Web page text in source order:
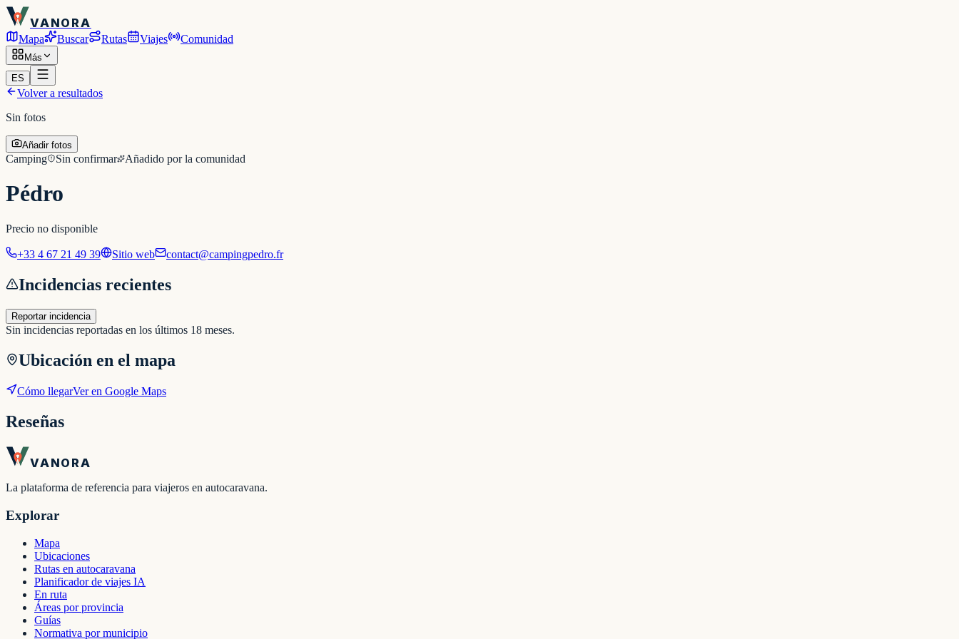
VANORA
Mapa Buscar Rutas Viajes Comunidad
Más
ES
Volver a resultados
Sin fotos
Añadir fotos
Camping Sin confirmar Añadido por la comunidad
Pédro
Precio no disponible
+33 4 67 21 49 39 Sitio web contact@campingpedro.fr
Incidencias recientes
Reportar incidencia
Sin incidencias reportadas en los últimos 18 meses.
Ubicación en el mapa
Cómo llegarVer en Google Maps
Reseñas
VANORA
La plataforma de referencia para viajeros en autocaravana.
Explorar
Mapa
Ubicaciones
Rutas en autocaravana
Planificador de viajes IA
En ruta
Áreas por provincia
Guías
Normativa por municipio